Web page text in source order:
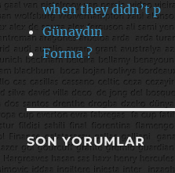
when they didn’t p
Günaydın
Forma ?
SON YORUMLAR